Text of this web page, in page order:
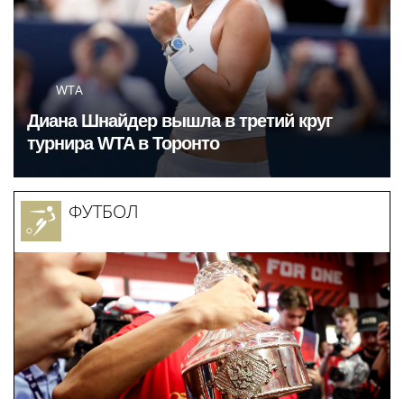
WTA
Диана Шнайдер вышла в третий круг
турнира WTA в Торонто
ФУТБОЛ